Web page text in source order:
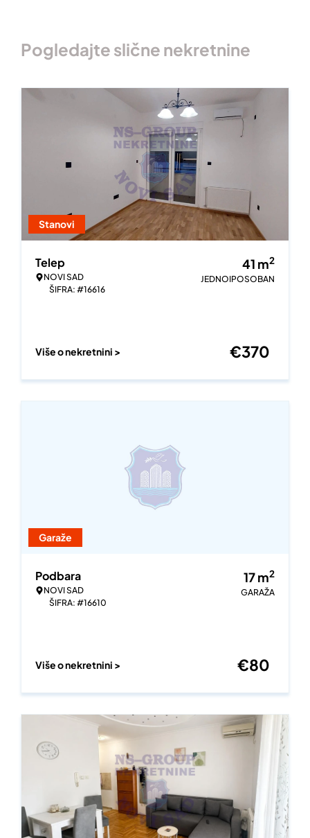
Pogledajte slične nekretnine
Stanovi
Telep
NOVI SAD
ŠIFRA: #16616
41 m2
JEDNOIPOSOBAN
Više o nekretnini > €370
Garaže
Podbara
NOVI SAD
ŠIFRA: #16610
17m2
GARAŽA
Više o nekretnini > €80